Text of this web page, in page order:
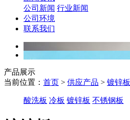
公司新闻 行业新闻
公司环境
联系我们
产品展示
当前位置： 首页 > 供应产品 > 镀锌板
酸洗板 冷板 镀锌板 不锈钢板